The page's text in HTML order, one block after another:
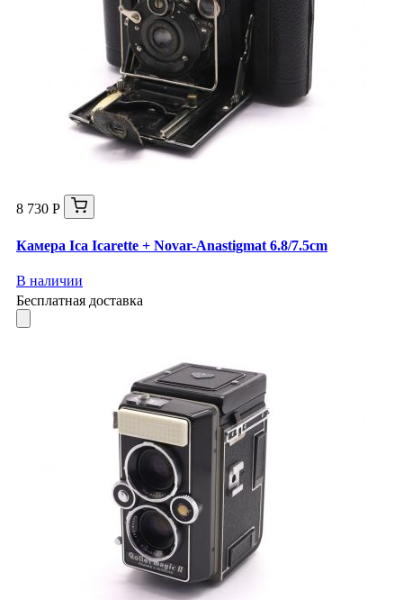
8 730 Р
Камера Ica Icarette + Novar-Anastigmat 6.8/7.5cm
В наличии
Бесплатная доставка